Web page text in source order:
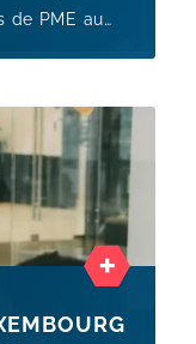
de PME au